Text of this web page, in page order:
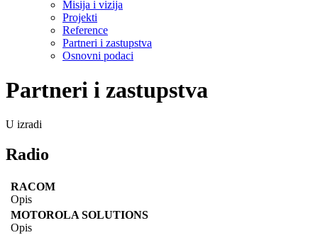
Misija i vizija
Projekti
Reference
Partneri i zastupstva
Osnovni podaci
Partneri i zastupstva
U izradi
Radio
RACOM
Opis
MOTOROLA SOLUTIONS
Opis